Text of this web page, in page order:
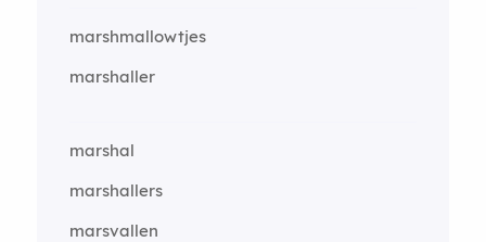
marshmallowtjes
marshaller
marshal
marshallers
marsvallen